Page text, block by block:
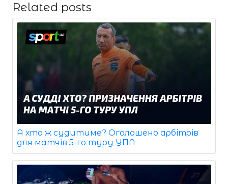
Related posts
А хто ж судитиме? Оголошено арбітрів
для матчів 5-го туру УПЛ